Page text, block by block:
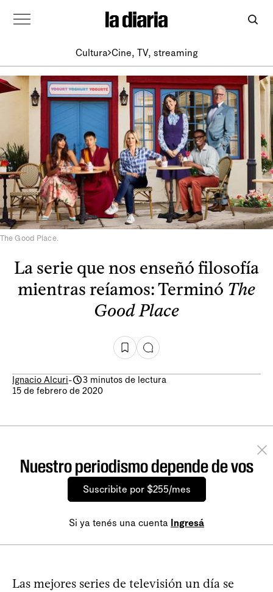
Cultura Cine, TV, streaming
The Good Place.
La serie que nos enseñó filosofía
mientras reíamos: Terminó The
Good Place
Ignacio Alcuri-
3 minutos de lectura
15 de febrero de 2020
Nuestro periodismo depende de vos
Suscribite por $255/mes
Si ya tenés una cuenta Ingresá
Las mejores series de televisión un día se